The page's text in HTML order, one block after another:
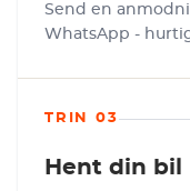
Send en
WhatsApp -
TRIN 03
Hent din bil